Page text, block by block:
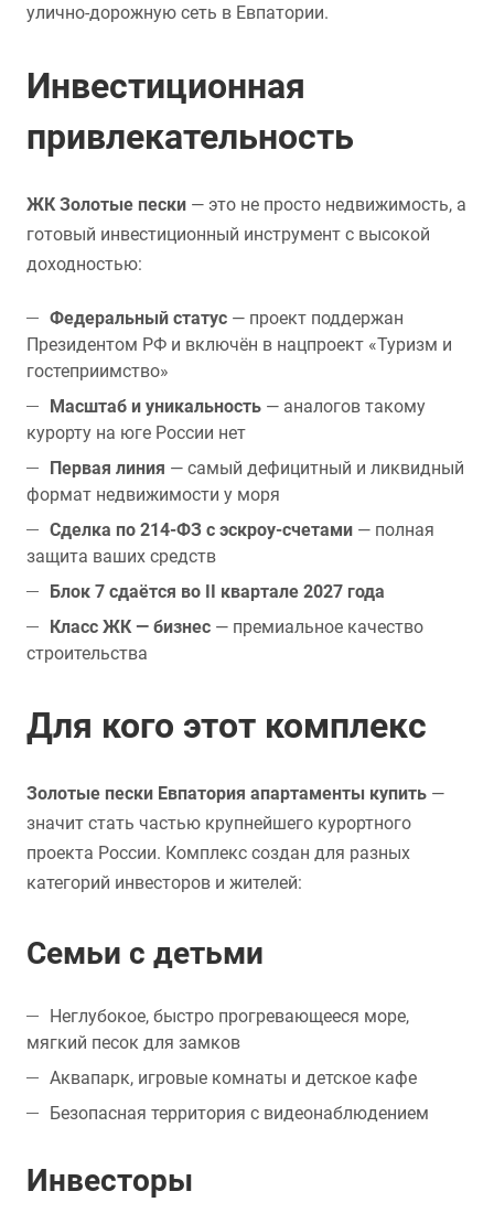
улично-дорожную сеть в Евпатории.
Инвестиционная
привлекательность
ЖК Золотые пески — это не просто недвижимость, а
готовый инвестиционный инструмент с высокой
доходностью:
Федеральный статус — проект поддержан
Президентом РФ и включён в нацпроект «Туризм и
гостеприимство»
Масштаб и уникальность — аналогов такому
курорту на юге России нет
Первая линия — самый дефицитный и ликвидный
формат недвижимости у моря
Сделка по 214-ФЗ с эскроу-счетами — полная
защита ваших средств
Блок 7 сдаётся во II квартале 2027 года
Класс ЖК — бизнес — премиальное качество
строительства
Для кого этот комплекс
Золотые пески Евпатория апартаменты купить —
значит стать частью крупнейшего курортного
проекта России. Комплекс создан для разных
категорий инвесторов и жителей:
Семьи с детьми
Неглубокое, быстро прогревающееся море,
мягкий песок для замков
Аквапарк, игровые комнаты и детское кафе
Безопасная территория с видеонаблюдением
Инвесторы